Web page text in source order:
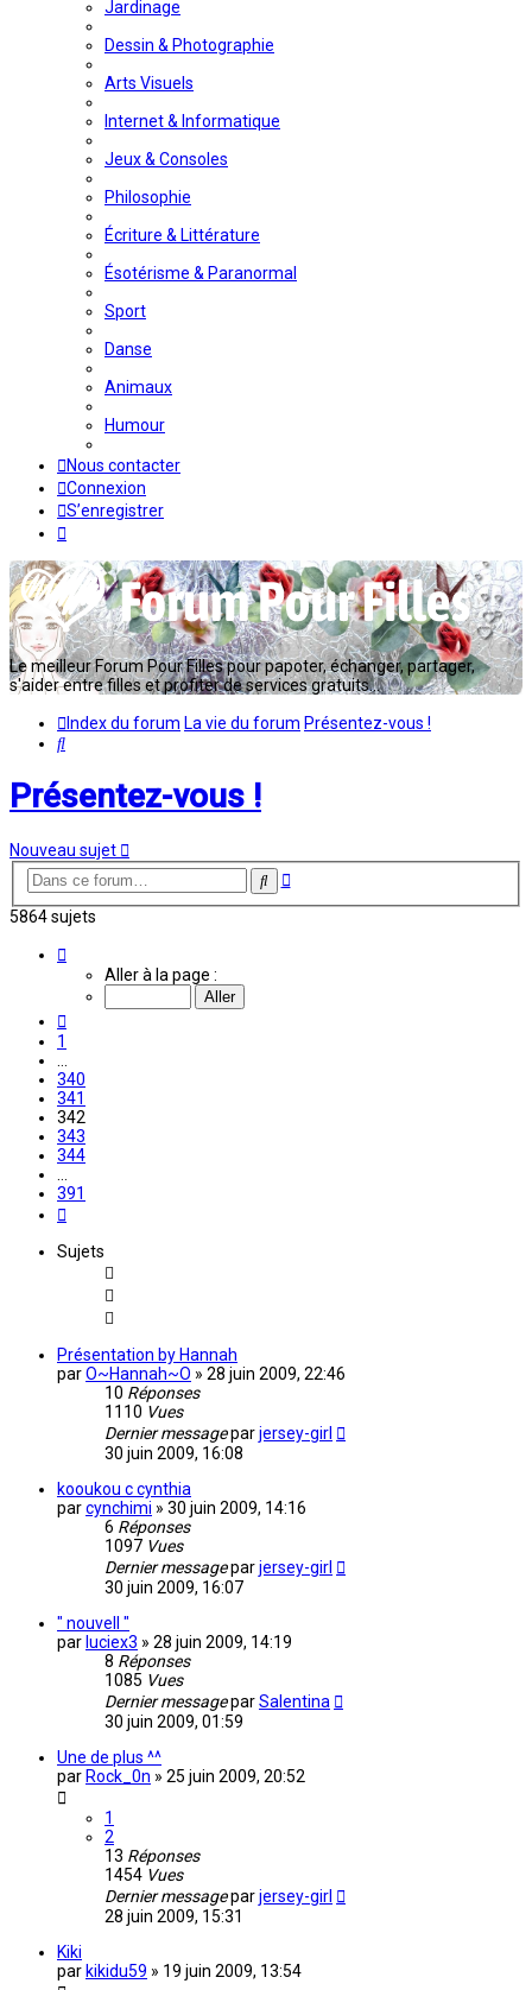
Jardinage
Dessin & Photographie
Arts Visuels
Internet & Informatique
Jeux & Consoles
Philosophie
Écriture & Littérature
Ésotérisme & Paranormal
Sport
Danse
Animaux
Humour
Nous contacter
Connexion
S’enregistrer
Le meilleur Forum Pour Filles pour papoter, échanger, partager,
s'aider entre filles et profiter de services gratuits...
Index du forum La vie du forum Présentez-vous !
Rechercher
Présentez-vous !
Nouveau sujet
Rechercher
Recherche
5864 sujets
342
Aller à la page :
1
340
341
342
343
344
391
Sujets
Présentation by Hannah
parO~Hannah~O » 28 juin 2009, 22:46
10 Réponses
1110 Vues
Dernier messageparjersey-girl
30 juin 2009, 16:08
kooukou c cynthia
parcynchimi » 30 juin 2009, 14:16
6 Réponses
1097 Vues
Dernier messageparjersey-girl
30 juin 2009, 16:07
" nouvell "
par luciex3 » 28 juin 2009, 14:19
8 Réponses
1085 Vues
Dernier messageparSalentina
30 juin 2009, 01:59
Une de plus ^^
par Rock_0n » 25 juin 2009, 20:52
1
2
13 Réponses
1454 Vues
Dernier messageparjersey-girl
28 juin 2009, 15:31
Kiki
par kikidu59 » 19 juin 2009, 13:54